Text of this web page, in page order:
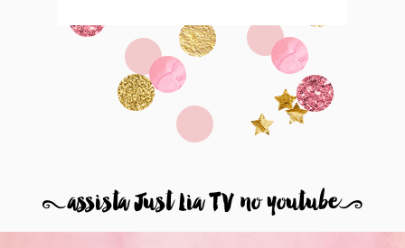
8assista Just Lia TV no youtube9